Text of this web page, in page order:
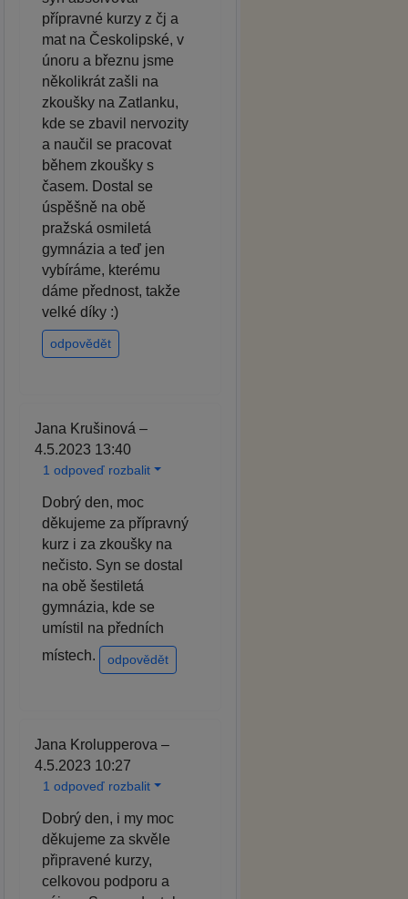
přípravné kurzy z čj a
mat na Českolipské, v
únoru a březnu jsme
několikrát zašli na
zkoušky na Zatlanku,
kde se zbavil nervozity
a naučil se pracovat
během zkoušky s
časem. Dostal se
úspěšně na obě
pražská osmiletá
gymnázia a teď jen
vybíráme, kterému
dáme přednost, takže
velké díky :)
odpovědět
Jana Krušinová –
4.5.2023 13:40
1 odpoveď rozbalit
Dobrý den, moc
děkujeme za přípravný
kurz i za zkoušky na
nečisto. Syn se dostal
na obě šestiletá
gymnázia, kde se
umístil na předních
místech.
odpovědět
Jana Krolupperova –
4.5.2023 10:27
1 odpoveď rozbalit
Dobrý den, i my moc
děkujeme za skvěle
připravené kurzy,
celkovou podporu a